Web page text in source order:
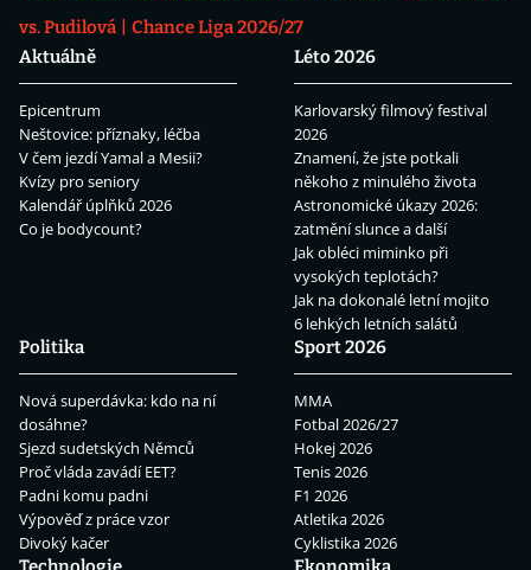
vs. Pudilová
Chance Liga 2026/27
Aktuálně
Epicentrum
Neštovice: příznaky, léčba
V čem jezdí Yamal a Mesii?
Kvízy pro seniory
Kalendář úplňků 2026
Co je bodycount?
Léto 2026
Karlovarský filmový festival
2026
Znamení, že jste potkali
někoho z minulého života
Astronomické úkazy 2026:
zatmění slunce a další
Jak obléci miminko při
vysokých teplotách?
Jak na dokonalé letní mojito
6 lehkých letních salátů
Politika
Nová superdávka: kdo na ní
dosáhne?
Sjezd sudetských Němců
Proč vláda zavádí EET?
Padni komu padni
Výpověď z práce vzor
Divoký kačer
Sport 2026
MMA
Fotbal 2026/27
Hokej 2026
Tenis 2026
F1 2026
Atletika 2026
Cyklistika 2026